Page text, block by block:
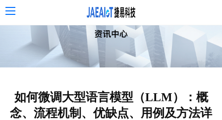
如何微调大型语言模型（LLM）：概
念、流程机制、优缺点、用例及方法详